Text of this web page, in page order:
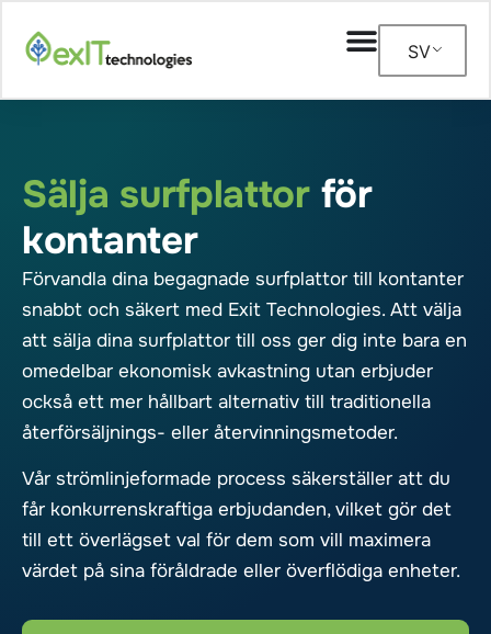
SV
Sälja surfplattor för
kontanter
Förvandla dina begagnade surfplattor till kontanter
snabbt och säkert med Exit Technologies. Att välja
att sälja dina surfplattor till oss ger dig inte bara en
omedelbar ekonomisk avkastning utan erbjuder
också ett mer hållbart alternativ till traditionella
återförsäljnings- eller återvinningsmetoder.
Vår strömlinjeformade process säkerställer att du
får konkurrenskraftiga erbjudanden, vilket gör det
till ett överlägset val för dem som vill maximera
värdet på sina föråldrade eller överflödiga enheter.